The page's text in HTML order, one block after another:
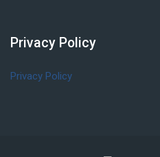
Salta Privacy Policy
Privacy Policy
Privacy Policy